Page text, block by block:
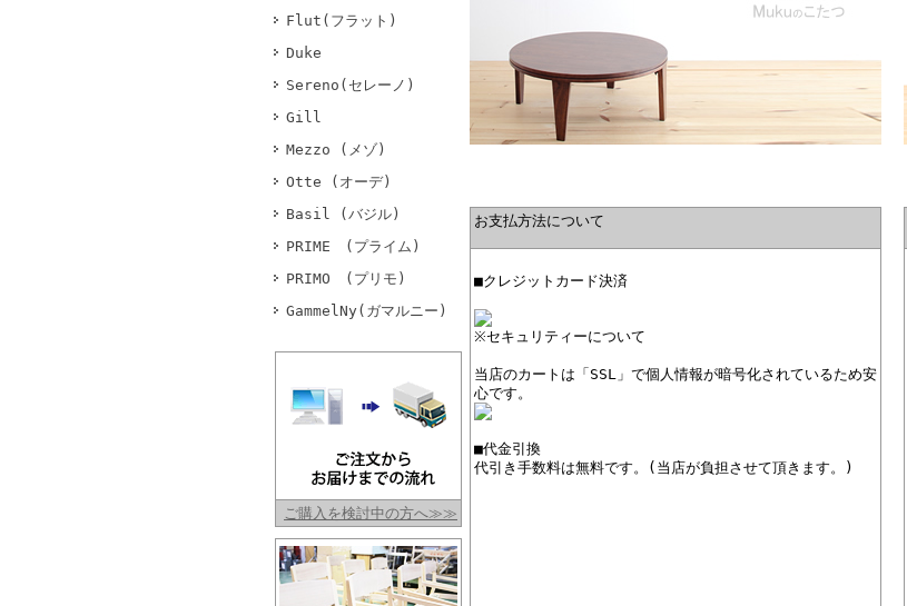
Flut(フラット)
Duke
Sereno(セレーノ)
Gill
Mezzo (メゾ)
Otte (オーデ)
Basil (バジル)
PRIME (プライム)
PRIMO (プリモ)
GammelNy(ガマルニー)
ご購入を検討中の方へ≫≫
お支払方法について
■クレジットカード決済
※セキュリティーについて
当店のカートは「SSL」で個人情報が暗号化されているため安
心です。
■代金引換
代引き手数料は無料です。(当店が負担させて頂きます。)